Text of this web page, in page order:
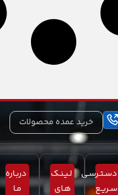
خرید عمده محصولات
دسـتـرسـی
سـریـع
لـیـنـک
هـای
دربـاره
مـا